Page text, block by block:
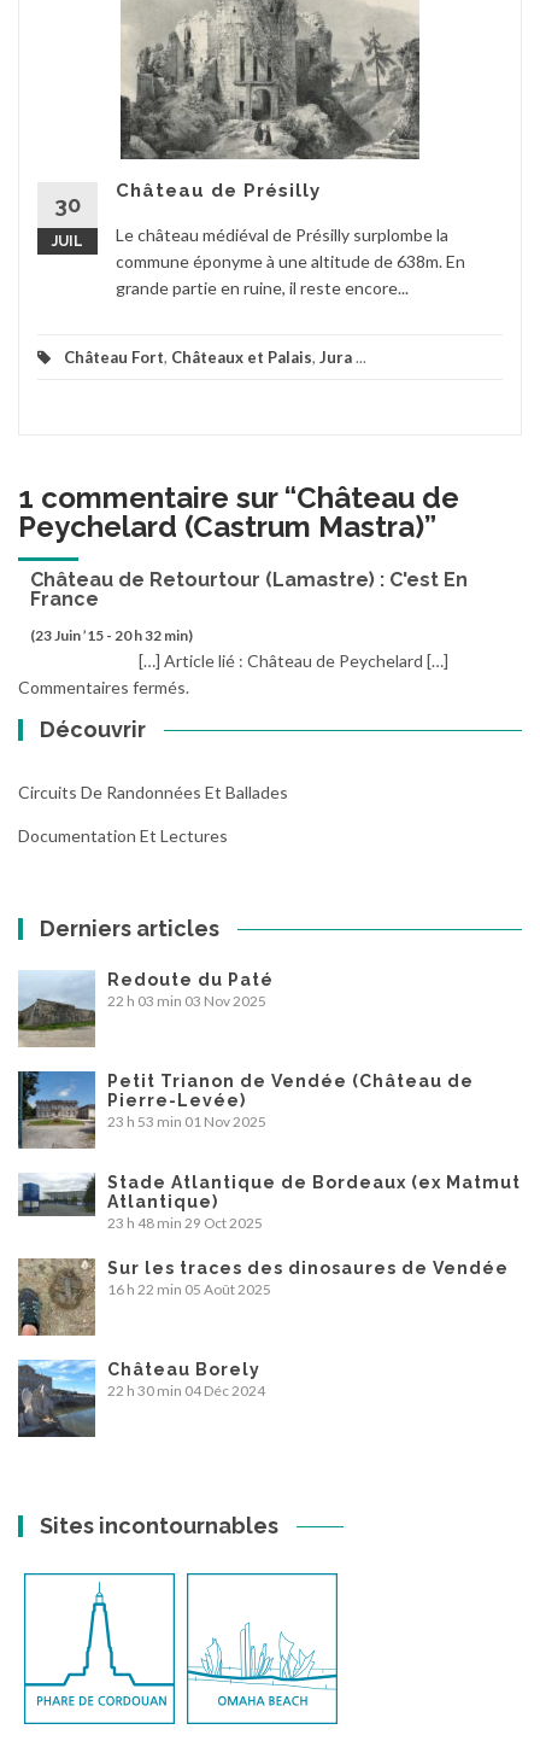
30
JUIL
Château de Présilly
Le château médiéval de Présilly surplombe la
commune éponyme à une altitude de 638m. En
grande partie en ruine, il reste encore...
Château Fort, Châteaux et Palais, Jura...
1 commentaire sur “Château de
Peychelard (Castrum Mastra)”
Château de Retourtour (Lamastre) : C'est En
France
(23 Juin ’15 - 20 h 32 min)
[…] Article lié : Château de Peychelard […]
Commentaires fermés.
Découvrir
Circuits De Randonnées Et Ballades
Documentation Et Lectures
Derniers articles
Redoute du Paté
22 h 03 min 03 Nov 2025
Petit Trianon de Vendée (Château de
Pierre-Levée)
23 h 53 min 01 Nov 2025
Stade Atlantique de Bordeaux (ex Matmut
Atlantique)
23 h 48 min 29 Oct 2025
Sur les traces des dinosaures de Vendée
16 h 22 min 05 Août 2025
Château Borely
22 h 30 min 04 Déc 2024
Sites incontournables